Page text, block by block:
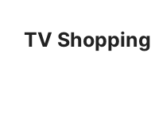
contenuTV Shopping